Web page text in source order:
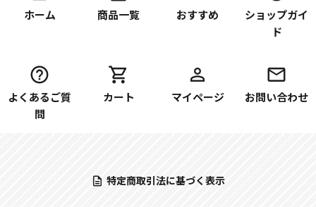
ホーム 商品一覧 おすすめ
ショップガイ
ド
よくあるご質
問
カート マイページ お問い合わせ
特定商取引法に基づく表示